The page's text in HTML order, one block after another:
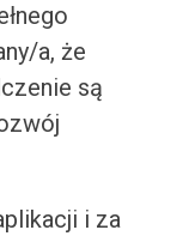
a, że
są
i za